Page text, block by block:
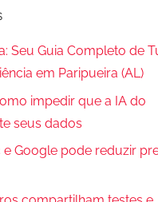
Seu Guia Completo de
em Paripueira (AL)
impedir que a IA do
seus dados
e Google pode reduzir